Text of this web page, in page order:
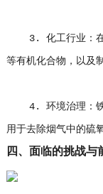
3. 化工行业：在
等有机化合物，以及
4. 环境治理：铁
用于去除烟气中的硫
四、面临的挑战与